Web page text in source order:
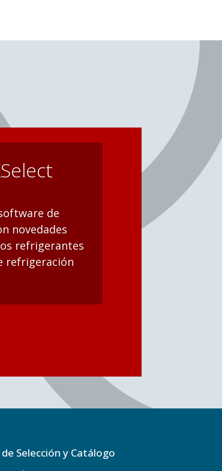
de
novedades
refrigerantes
refrigeración
Selección y Catálogo